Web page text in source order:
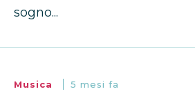
sogno...
Musica 5 mesi fa